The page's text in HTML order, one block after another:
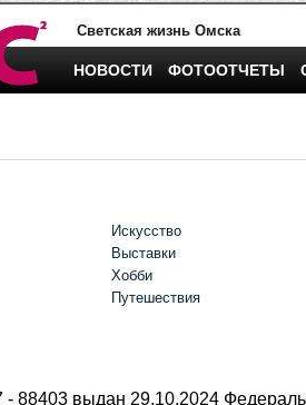
Светская жизнь Омска
НОВОСТИ ФОТООТЧЕТЫ
Искусство
Выставки
Хобби
Путешествия
88403 выдан 29.10.2024